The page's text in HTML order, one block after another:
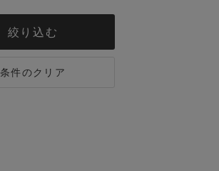
絞り込む
条件のクリア